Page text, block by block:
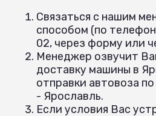
Связаться с нашим
способом (по
02, через форму или
Менеджер озвучит
доставку машины в
отправки автовоза
- Ярославль.
Если условия Вас